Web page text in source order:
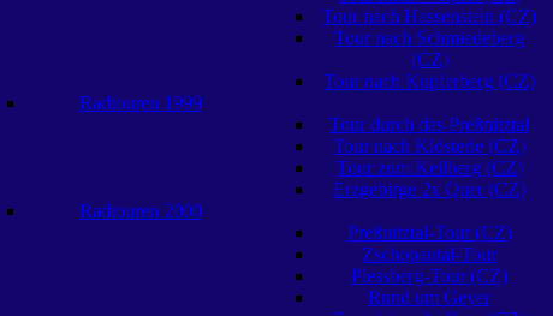
Tour nach Hassenstein (CZ)
Tour nach Schmiedeberg
(CZ)
Tour nach Kupferberg (CZ)
Radtouren 1999
Tour durch das Preßnitztal
Tour nach Klösterle (CZ)
Tour zum Keilberg (CZ)
Erzgebirge 2x Quer (CZ)
Radtouren 2000
Preßnitztal-Tour (CZ)
Zschopautal-Tour
Plessberg-Tour (CZ)
Rund um Geyer